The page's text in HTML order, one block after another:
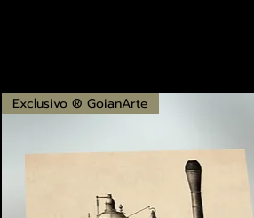
Exclusivo ® GoianArte